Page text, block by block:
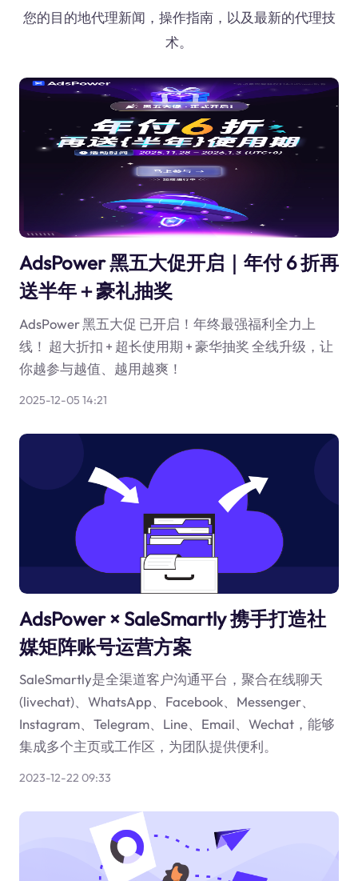
您的目的地代理新闻，操作指南，以及最新的代理技
术。
AdsPower 黑五大促开启｜年付 6 折再
送半年＋豪礼抽奖
AdsPower 黑五大促 已开启！年终最强福利全力上
线！ 超大折扣 + 超长使用期 + 豪华抽奖 全线升级，让
你越参与越值、越用越爽！
2025-12-05 14:21
AdsPower × SaleSmartly 携手打造社
媒矩阵账号运营方案
SaleSmartly是全渠道客户沟通平台，聚合在线聊天
(livechat)、WhatsApp、Facebook、Messenger、
Instagram、Telegram、Line、Email、Wechat，能够
集成多个主页或工作区，为团队提供便利。
2023-12-22 09:33